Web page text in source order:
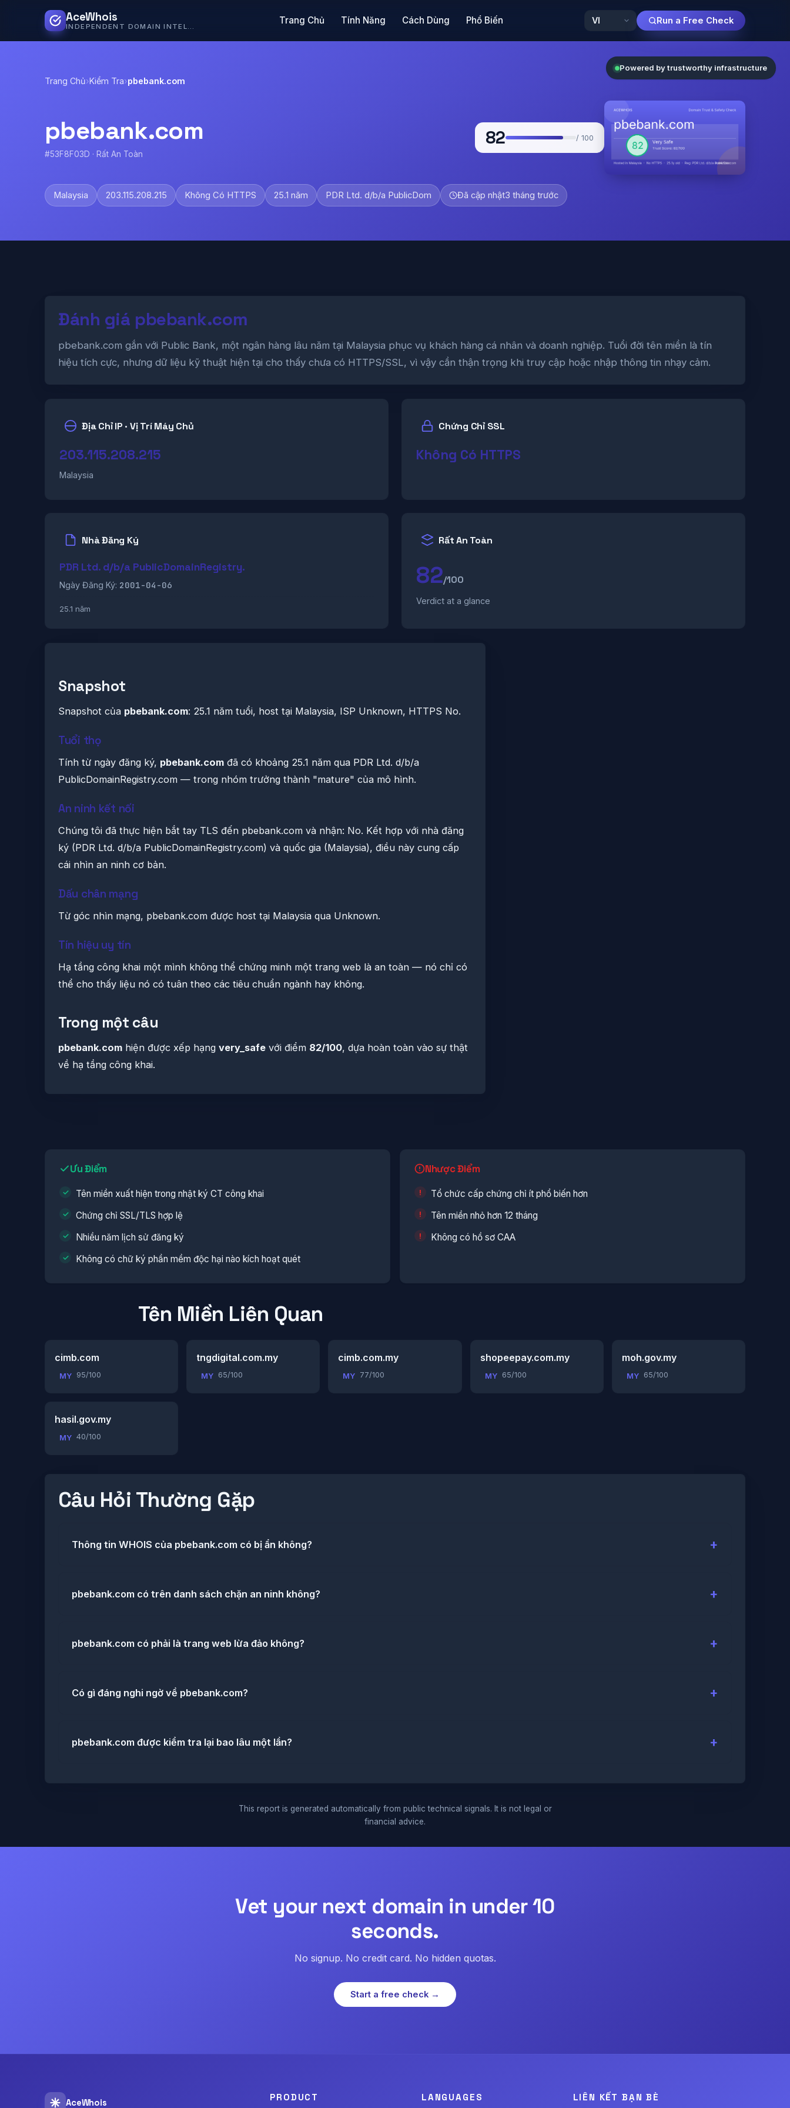
AceWhois Trang Chủ Tính Năng Cách Dùng Phổ Biến Run a Free Check
Trang Chủ›Kiểm Tra›pbebank.com
pbebank.com
#53F8F03D · Rất An Toàn
82 / 100
Malaysia 203.115.208.215 Không Có HTTPS 25.1 năm PDR Ltd. d/b/a PublicDom Đã cập nhật3 tháng trước
Đánh giá pbebank.com
pbebank.com gắn với Public Bank, một ngân hàng lâu năm tại Malaysia phục vụ khách hàng cá nhân và doanh nghiệp. Tuổi đời tên miền là tín
hiệu tích cực, nhưng dữ liệu kỹ thuật hiện tại cho thấy chưa có HTTPS/SSL, vì vậy cần thận trọng khi truy cập hoặc nhập thông tin nhạy cảm.
Địa Chỉ IP · Vị Trí Máy Chủ
203.115.208.215
Malaysia
Chứng Chỉ SSL
Không Có HTTPS
Nhà Đăng Ký
PDR Ltd. d/b/a PublicDomainRegistry.
Ngày Đăng Ký: 2001-04-06
25.1 năm
Rất An Toàn
82/100
Verdict at a glance
Snapshot
Snapshot của pbebank.com: 25.1 năm tuổi, host tại Malaysia, ISP Unknown, HTTPS No.
Tuổi thọ
Tính từ ngày đăng ký, pbebank.com đã có khoảng 25.1 năm qua PDR Ltd. d/b/a
PublicDomainRegistry.com — trong nhóm trưởng thành "mature" của mô hình.
An ninh kết nối
Chúng tôi đã thực hiện bắt tay TLS đến pbebank.com và nhận: No. Kết hợp với nhà đăng
ký (PDR Ltd. d/b/a PublicDomainRegistry.com) và quốc gia (Malaysia), điều này cung cấp
cái nhìn an ninh cơ bản.
Dấu chân mạng
Từ góc nhìn mạng, pbebank.com được host tại Malaysia qua Unknown.
Tín hiệu uy tín
Hạ tầng công khai một mình không thể chứng minh một trang web là an toàn — nó chỉ có
thể cho thấy liệu nó có tuân theo các tiêu chuẩn ngành hay không.
Trong một câu
pbebank.com hiện được xếp hạng very_safe với điểm 82/100, dựa hoàn toàn vào sự thật
về hạ tầng công khai.
Ưu Điểm
Tên miền xuất hiện trong nhật ký CT công khai
Chứng chỉ SSL/TLS hợp lệ
Nhiều năm lịch sử đăng ký
Không có chữ ký phần mềm độc hại nào kích hoạt quét
Nhược Điểm
Tổ chức cấp chứng chỉ ít phổ biến hơn
Tên miền nhỏ hơn 12 tháng
Không có hồ sơ CAA
Tên Miền Liên Quan
cimb.com
MY 95/100
tngdigital.com.my
MY 65/100
cimb.com.my
MY 77/100
shopeepay.com.my
MY 65/100
moh.gov.my
MY 65/100
hasil.gov.my
MY 40/100
Câu Hỏi Thường Gặp
Thông tin WHOIS của pbebank.com có bị ẩn không?
pbebank.com có trên danh sách chặn an ninh không?
pbebank.com có phải là trang web lừa đảo không?
Có gì đáng nghi ngờ về pbebank.com?
pbebank.com được kiểm tra lại bao lâu một lần?
This report is generated automatically from public technical signals. It is not legal or
financial advice.
Vet your next domain in under 10
seconds.
No signup. No credit card. No hidden quotas.
Start a free check →
Powered by trustworthy infrastructure
AceWhois PRODUCT LANGUAGES LIÊN KẾT BẠN BÈ